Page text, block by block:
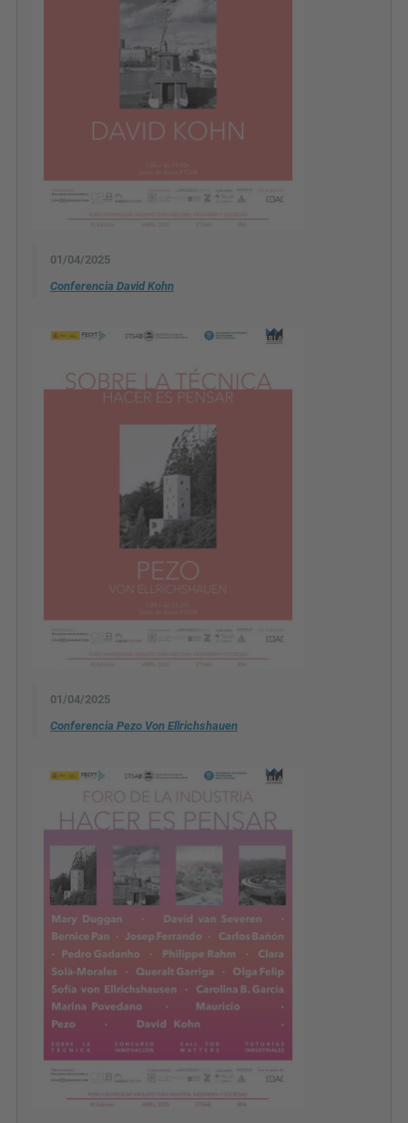
01/04/2025
Conferencia David Kohn
01/04/2025
Conferencia Pezo Von Ellrichshauen